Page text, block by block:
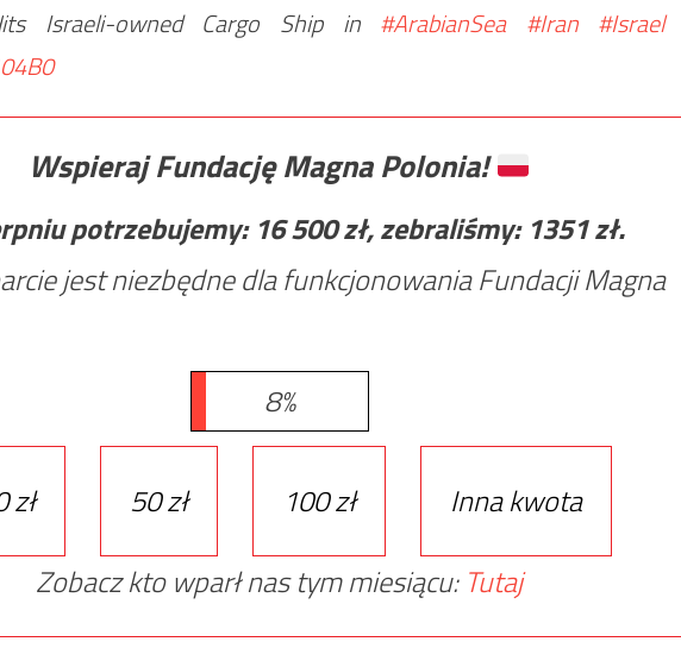
Israeli-owned Cargo Ship in #ArabianSea #Iran #Israel
Wspieraj Fundację Magna Polonia!
potrzebujemy: 16 500zł, zebraliśmy: 1351zł.
jest niezbędne dla funkcjonowania Fundacji Magna
8%
zł 50 zł 100 zł
Inna kwota
Zobacz kto wparł nas tym miesiącu: Tutaj